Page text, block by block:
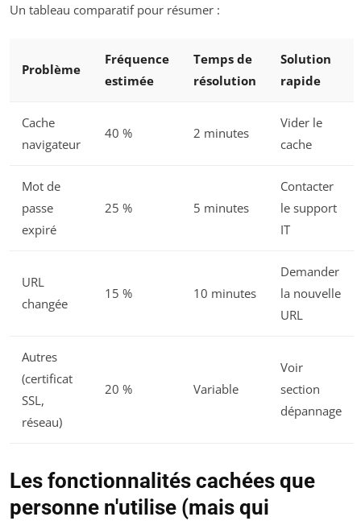
Un tableau comparatif pour résumer :
Problème
Fréquence
estimée
Temps de
résolution
Solution
rapide
Cache
navigateur
40 % 2 minutes
Vider le
cache
Mot de
passe
expiré
25 % 5 minutes
Contacter
le support
IT
URL
changée
15 % 10 minutes
Demander
la nouvelle
URL
Autres
(certificat
SSL,
réseau)
20 % Variable
Voir
section
dépannage
Les fonctionnalités cachées que
personne n'utilise (mais qui